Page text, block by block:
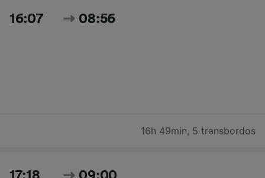
16:07 08:56
16h 49min, 5 transbordos